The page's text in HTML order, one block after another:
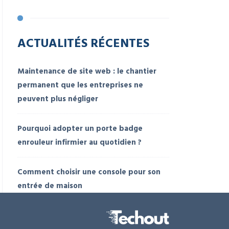
ACTUALITÉS RÉCENTES
Maintenance de site web : le chantier
permanent que les entreprises ne
peuvent plus négliger
Pourquoi adopter un porte badge
enrouleur infirmier au quotidien ?
Comment choisir une console pour son
entrée de maison